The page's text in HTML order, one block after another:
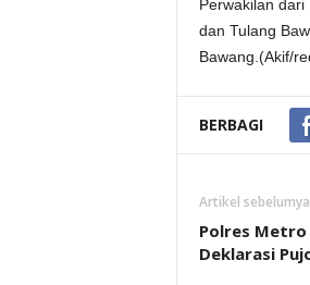
Perwakilan dari
dan Tulang
Bawang.(Akif/
BERBAGI
Artikel sebelumya
Polres Metro
Deklarasi